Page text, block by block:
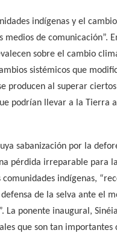
indígenas y el
de comunicación”.
sobre el cambio
sistémicos que
producen al superar
podrían llevar a la Tierra
sabanización por la
pérdida irreparable para
indígenas,
de la selva ante el
ponente inaugural,
que son tan importantes